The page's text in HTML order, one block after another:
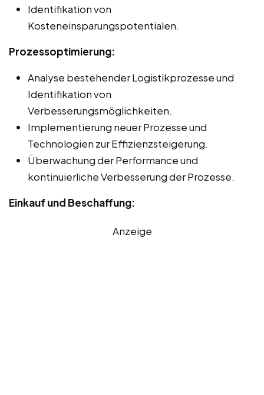
Identifikation von
Kosteneinsparungspotentialen.
Prozessoptimierung:
Analyse bestehender Logistikprozesse und
Identifikation von
Verbesserungsmöglichkeiten.
Implementierung neuer Prozesse und
Technologien zur Effizienzsteigerung.
Überwachung der Performance und
kontinuierliche Verbesserung der Prozesse.
Einkauf und Beschaffung:
Anzeige